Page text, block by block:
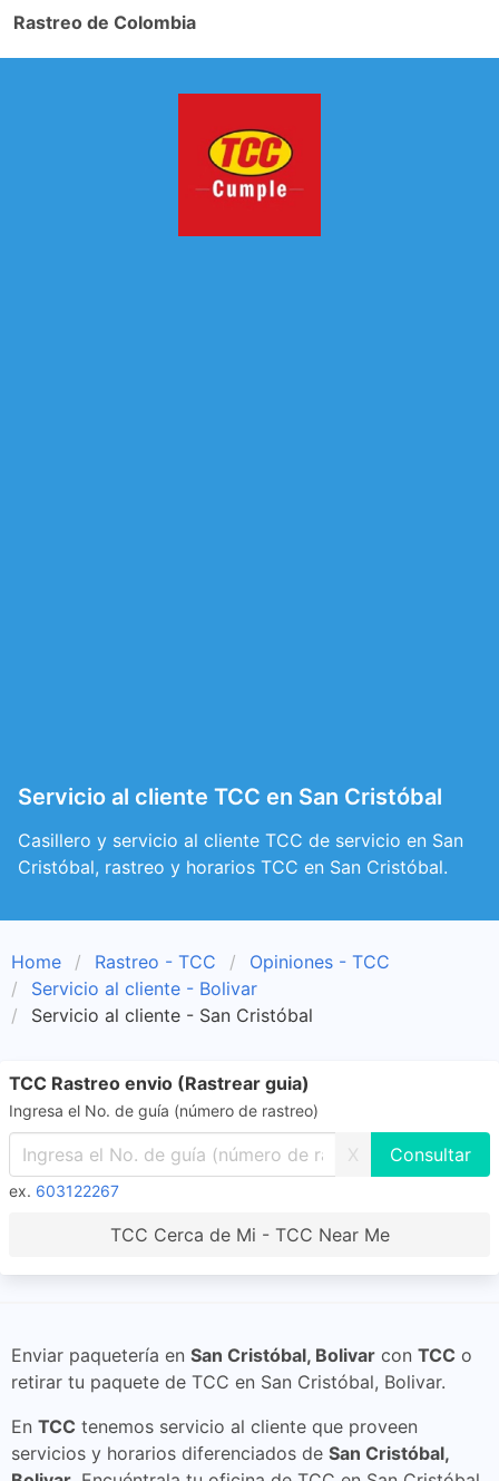
Rastreo de Colombia
Servicio al cliente TCC en San Cristóbal
Casillero y servicio al cliente TCC de servicio en San
Cristóbal, rastreo y horarios TCC en San Cristóbal.
Home Rastreo - TCC
Opiniones - TCC
Servicio al cliente - Bolivar
Servicio al cliente - San Cristóbal
TCC Rastreo envio (Rastrear guia)
Ingresa el No. de guía (número de rastreo)
X
ex. 603122267
TCC Cerca de Mi - TCC Near Me
Enviar paquetería en San Cristóbal, Bolivar con TCC o
retirar tu paquete de TCC en San Cristóbal, Bolivar.
En TCC tenemos servicio al cliente que proveen
servicios y horarios diferenciados de San Cristóbal,